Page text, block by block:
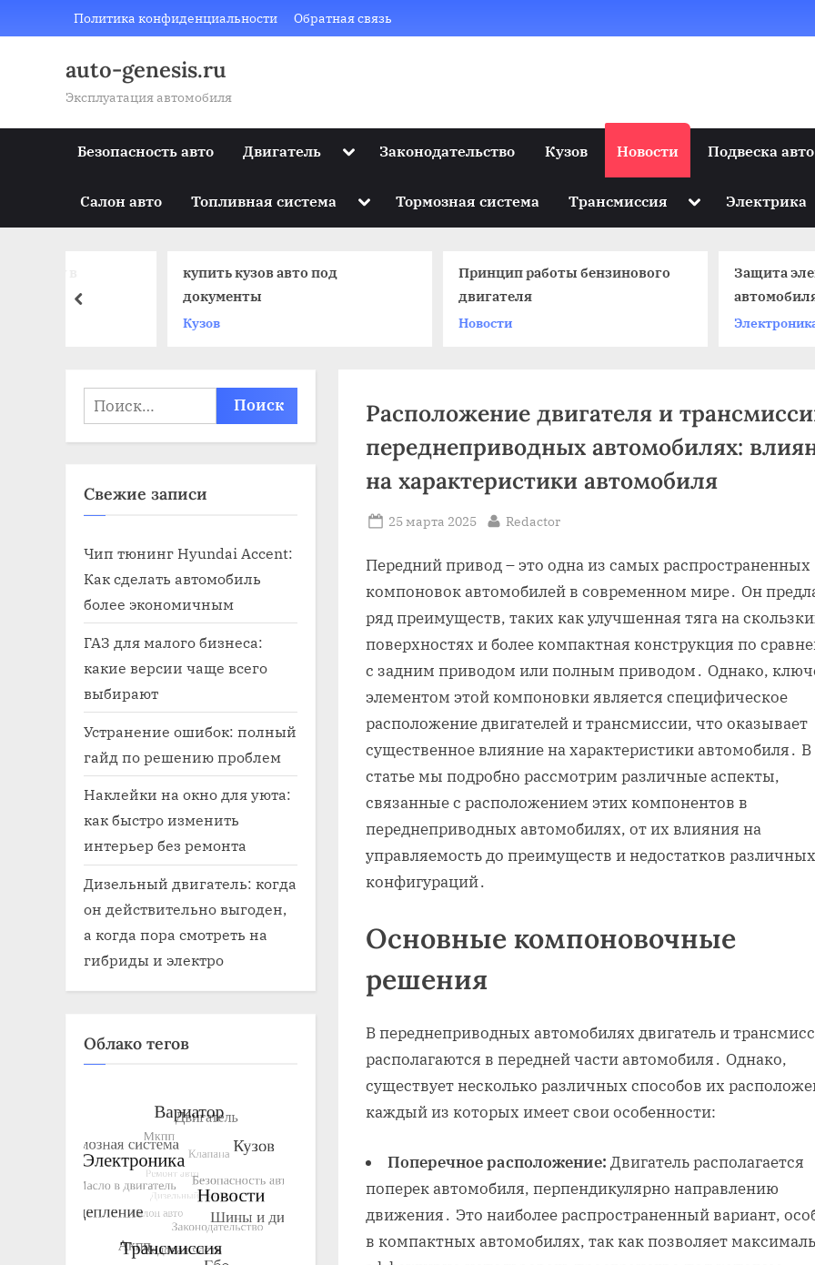
to
Политика конфиденциальности Обратная связь
auto-genesis.ru
Эксплуатация автомобиля
Безопасность авто Двигатель ToggleЗаконодательство Кузов Новости Подвеска авто
Салон авто Топливная система Toggle
menu
Тормозная система Трансмиссия Toggle
menu
Электрика
купить кузов авто под
документы
Принцип работы бензинового
Защита электроники
автомобиля
Электроника
prev
Расположение двигателя и
переднеприводных автомобилях:
на характеристики автомобиля
Posted
25 марта 2025 By
Redactor
Передний привод – это одна из самых распространенных
компоновок автомобилей в современном мире․ Он
ряд преимуществ, таких как улучшенная тяга на
поверхностях и более компактная конструкция по
с задним приводом или полным приводом․ Однако,
элементом этой компоновки является специфическое
расположение двигателей и трансмиссии, что оказывает
существенное влияние на характеристики автомобиля․ В
статье мы подробно рассмотрим различные аспекты,
связанные с расположением этих компонентов в
переднеприводных автомобилях, от их влияния на
управляемость до преимуществ и недостатков различных
конфигураций․
Основные компоновочные
решения
В переднеприводных автомобилях двигатель и
располагаются в передней части автомобиля․ Однако,
существует несколько различных способов их
каждый из которых имеет свои особенности:
Поперечное расположение: Двигатель располагается
поперек автомобиля, перпендикулярно направлению
движения․ Это наиболее распространенный вариант,
в компактных автомобилях, так как позволяет
Найти:
Свежие записи
Чип тюнинг Hyundai Accent:
Как сделать автомобиль
более экономичным
ГАЗ для малого бизнеса:
какие версии чаще всего
выбирают
Устранение ошибок: полный
гайд по решению проблем
Наклейки на окно для уюта:
как быстро изменить
интерьер без ремонта
Дизельный двигатель: когда
он действительно выгоден,
а когда пора смотреть на
гибриды и электро
Облако тегов